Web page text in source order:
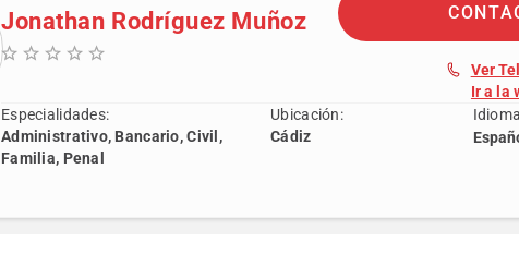
Jonathan Rodríguez Muñoz
Ver
Ir a la
Especialidades:
Administrativo, Bancario, Civil,
Familia, Penal
Ubicación:
Cádiz